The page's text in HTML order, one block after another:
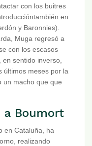
con los buitres
en
y Baronnies).
Muga regresó a
con los escasos
en sentido inverso,
últimos meses por la
un macho que que
a Boumort
en Cataluña, ha
realizando